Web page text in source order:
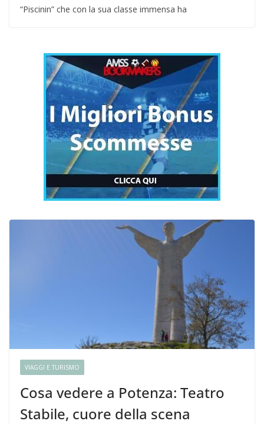
“Piscinin” che con la sua classe immensa ha
VIAGGI E TURISMO
Cosa vedere a Potenza: Teatro
Stabile, cuore della scena